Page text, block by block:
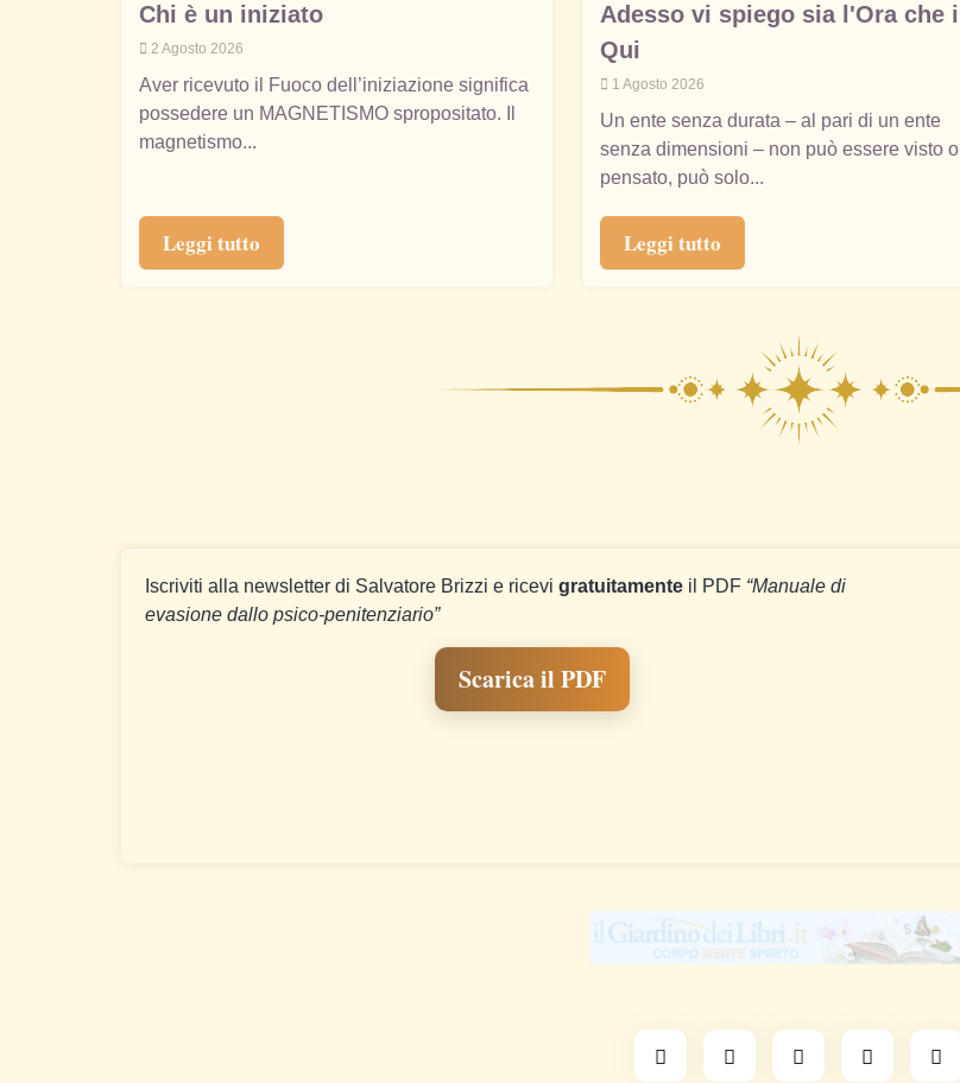
Chi è un iniziato
2 Agosto 2026
Aver ricevuto il Fuoco dell’iniziazione significa
possedere un MAGNETISMO spropositato. Il
magnetismo...
Leggi tutto
Adesso vi spiego sia l'Ora che il
Qui
1 Agosto 2026
Un ente senza durata – al pari di un ente
senza dimensioni – non può essere visto o
pensato, può solo...
Leggi tutto
Iscriviti alla newsletter di Salvatore Brizzi e ricevi gratuitamente il PDF “Manuale di
evasione dallo psico-penitenziario”
Scarica il PDF